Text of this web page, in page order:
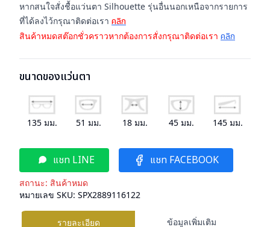
หากสนใจสั่งชื้อแว่นตา Silhouette รุ่นอื่นนอกเหนือจากรายการ
ที่ได้ลงไว้กรุณาติดต่อเรา คลิก
สินค้าหมดสต๊อกชั่วคราวหากต้องการสั่งกรุณาติดต่อเรา คลิก
ขนาดของแว่นตา
135 มม. 51 มม. 18มม. 45มม. 145มม.
แชท LINE แชท FACEBOOK
สถานะ: สินค้าหมด
หมายเลข SKU: SPX2889116122
รายละเอียด ข้อมูลเพิ่มเติม